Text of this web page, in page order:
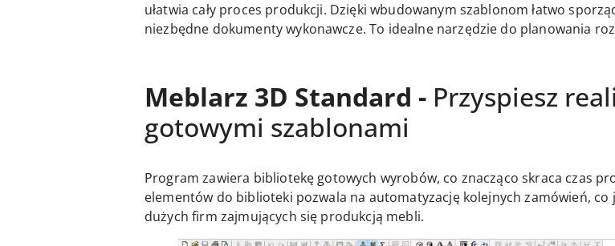
ułatwia cały proces produkcji. Dzięki wbudowanym szablonom łatwo
niezbędne dokumenty wykonawcze. To idealne narzędzie do planowania
Meblarz 3D Standard - Przyspiesz
gotowymi szablonami
Program zawiera bibliotekę gotowych wyrobów, co znacząco skraca czas
elementów do biblioteki pozwala na automatyzację kolejnych zamówień, co
dużych firm zajmujących się produkcją mebli.